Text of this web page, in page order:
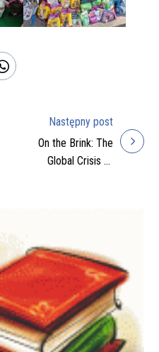
Następny post
On the Brink: The
Global Crisis of
rok
szkolny
do
zakupienia
przez